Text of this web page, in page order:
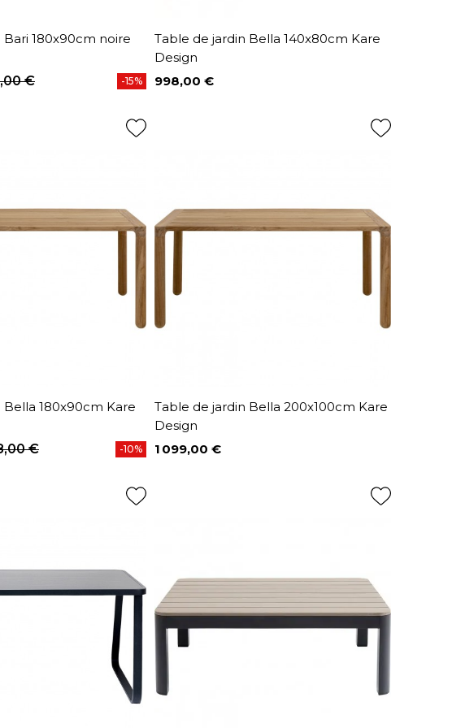
180x90cm noire
€ -15%
Table de jardin Bella 140x80cm Kare
Design
Prix
998,00 €
180x90cm Kare
€ -10%
Table de jardin Bella 200x100cm Kare
Design
Prix
1 099,00 €